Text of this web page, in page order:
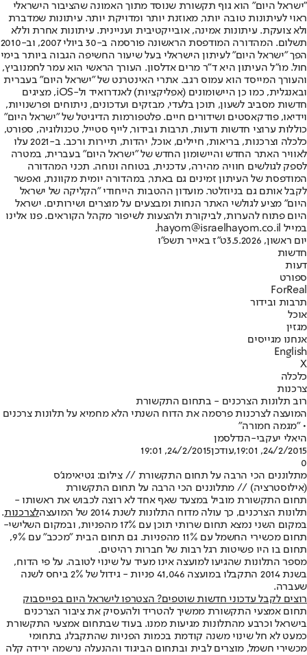
"ישראל היום" הוא גוף תקשורת שנוסד מתוך האמונה שהציבור הישראלי
ראוי לעיתונות טובה יותר, מאוזנת יותר ומדויקת יותר. עיתונות שמדברת
ולא צועקת. עיתונות אמינה, אובייקטיבית ועניינית. עיתונות אחרת וללא
תשלום. המהדורה המודפסת הראשונה פורסמה ב-30 ביולי 2007, וב-2010
הפך "ישראל היום" לעיתון הישראלי בעל שיעור החשיפה הגבוה ביותר בימי
חול. מו"ל העיתון היא ד"ר מרים אדלסון. העורך הראשי הוא עמר לחמנוביץ,
והעורך המייסד הוא עמוס רגב. אתרי האינטרנט של "ישראל היום" בעברית
ובאנגלית, כמו כן היישומונים (אפליקציות) לאנדרואיד ול-iOS, מציגים
חדשות מסביב לשעון, תוכן בלעדי, מבזקים ועדכונים, ניתוחים ופרשנויות,
וידיאו, פודקאסטים ושידורים חיים. פלטפורמות הדיגיטל של "ישראל היום"
כוללות ערוצי חדשות ודעות, תרבות ובידור, לייף סטייל, טכנולוגיה, ספורט,
כלכלה וצרכנות, בריאות, חיילים, אוכל, יהדות, תיירות ורכב. ב-2021 עלו
לאוויר האתר החדש והיישומון החדש של "ישראל היום" בעברית, במטרה
לספק לגולשים חוויה מהירה, עדכנית, בטוחה ונוחה. תכני המהדורה
המודפסת של העיתון זמינים גם באתר, במהדורה יומית מקוונת, ואפשר
לקבל אותם גם בניוזלטר. מועדון ההטבות הייחודי "הקליקה של ישראל
היום" מציע לגולשי האתר הנחות ומבצעים על מוצרים ושירותים. ישראל
היום פתוח להערות, לביקורת ולהצעות לשיפור מקהל הקוראים. פנו אלינו
במייל hayom@israelhayom.co.il.
יום ראשון, 3.5.2026
ט"ז באייר תשפ"ו
חדשות
דעות
ספורט
ForReal
תרבות ובידור
אוכל
מגזין
אנחנו מגייסים
English
X
כלכלה
צרכנות
רוב תלונות הצרכנים - בתחום התקשורת
המועצה לצרכנות פרסמה את הדוח השנתי הלא מחמיא על תלונות צרכנים
• "מגמה חמורה"
היאלי יעקבי-הנדלסמן
24/2/2015, 19:01
,עודכן24/2/2015, 19:01
0
מתלוננים הכי הרבה על תחום התקשורת // צילום: גטיאימג'ס
(אילוסטרציה) // מתלוננים הכי הרבה על תחום התקשורת
תחום התקשורת מוביל במצעד שאף אחד לא רוצה לכבוש את ראשותו -
תלונות הצרכנים, כך עולה מדוח התלונות לשנת 2014 של המועצה
לצרכנות.
במקום השני נמצא תחום שרותי תוכן עם 17% מהפניות, ובמקום השלישי-
תחום מכשירי החשמל עם 11% מהפניות. גם תחום הבית "מככב" עם 9%,
תחום בו היו פשיטות רגל רבות של חברות רהיטים.
מספר התלונות שהגיעו למועצה אינו מעיד על שינוי לטובה. על פי הדוח,
בשנת 2014 התקבלו במועצה 41,046 פניות - גידול של 2% ביחס לשנה
שעברה.
רוצים לקבל עדכוני חדשות שוטפים? הצטרפו לישראל היום בפייסבוק
תחום אמצעי התקשורת ממשיך להטריד ולהעסיק את ציבור הצרכנים
בישראל וכרבע מהתלונות מגיעות ממנו. בעוד שבתחום אמצעי התקשורת
כמעט לא חל שינוי משנה קודמת בכמות הפניות שהתקבלו, בתחומי
מכשירי חשמל, מוצרים לבית ובתחום הביגוד וההנעלה נרשמה ירידה קלה